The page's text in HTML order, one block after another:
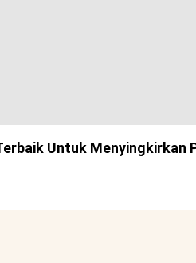
Untuk Menyingkirkan